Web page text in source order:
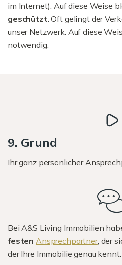
im Internet). Auf diese Weise
geschützt. Oft gelingt der
unser Netzwerk. Auf diese
notwendig.
9. Grund
Ihr ganz persönlicher
Bei A&S Living Immobilien
festen Ansprechpartner, der
der Ihre Immobilie genau kennt.